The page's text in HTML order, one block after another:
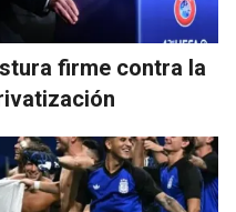
firme contra la